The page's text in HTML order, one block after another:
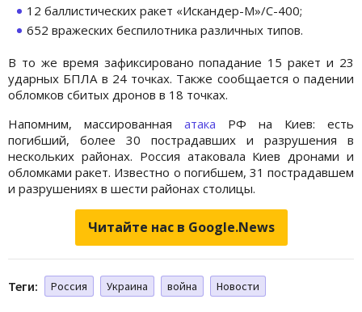
12 баллистических ракет «Искандер-М»/С-400;
652 вражеских беспилотника различных типов.
В то же время зафиксировано попадание 15 ракет и 23
ударных БПЛА в 24 точках. Также сообщается о падении
обломков сбитых дронов в 18 точках.
Напомним, массированная атака РФ на Киев: есть
погибший, более 30 пострадавших и разрушения в
нескольких районах. Россия атаковала Киев дронами и
обломками ракет. Известно о погибшем, 31 пострадавшем
и разрушениях в шести районах столицы.
Читайте нас в Google.News
Теги: Россия Украина война Новости